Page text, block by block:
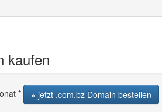
kaufen
* » jetzt .com.bz Domain bestellen